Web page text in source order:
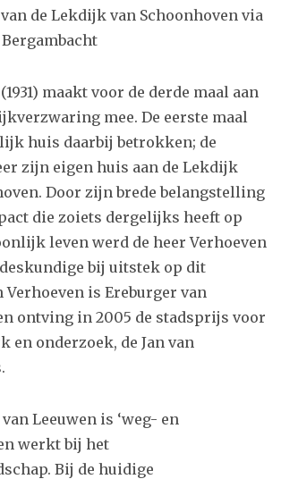
de Lekdijk van Schoonhoven via
maakt voor de derde maal aan
mee. De eerste maal
huis daarbij betrokken; de
zijn eigen huis aan de Lekdijk
Door zijn brede belangstelling
die zoiets dergelijks heeft op
leven werd de heer Verhoeven
bij uitstek op dit
Verhoeven is Ereburger van
ontving in 2005 de stadsprijs voor
en onderzoek, de Jan van
Leeuwen is ‘weg- en
werkt bij het
Bij de huidige